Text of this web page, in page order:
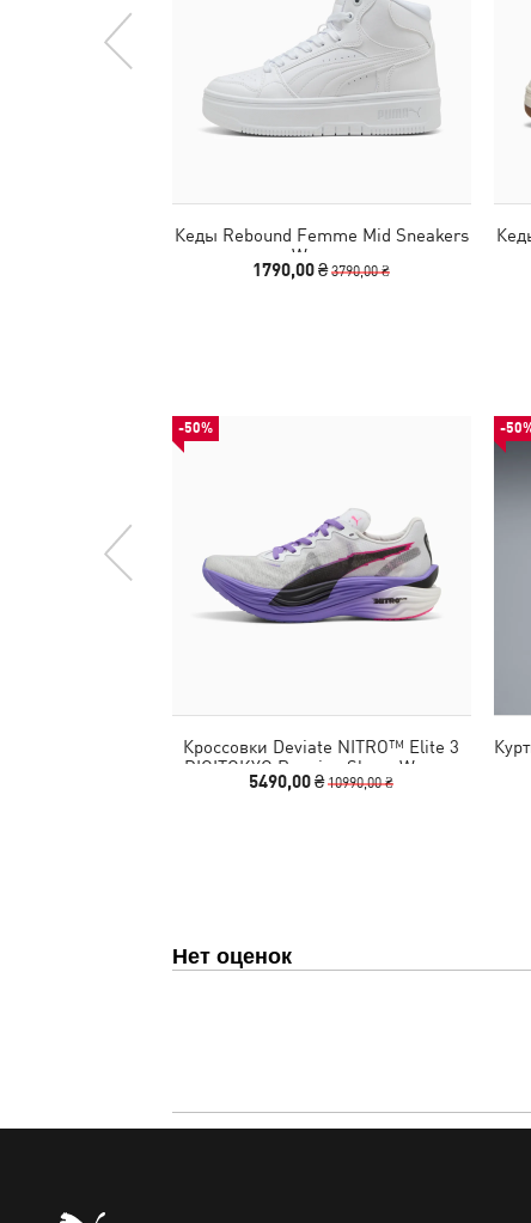
Кеды Rebound Femme Mid Sneakers
Women
1790,00 ₴3790,00 ₴
-50%
Кроссовки Deviate NITRO™ Elite 3
DIGITOKYO Running Shoes Women
5490,00 ₴10990,00 ₴
-
Нет оценок